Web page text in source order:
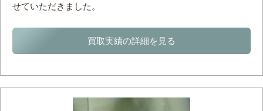
せていただきました。
買取実績の詳細を見る